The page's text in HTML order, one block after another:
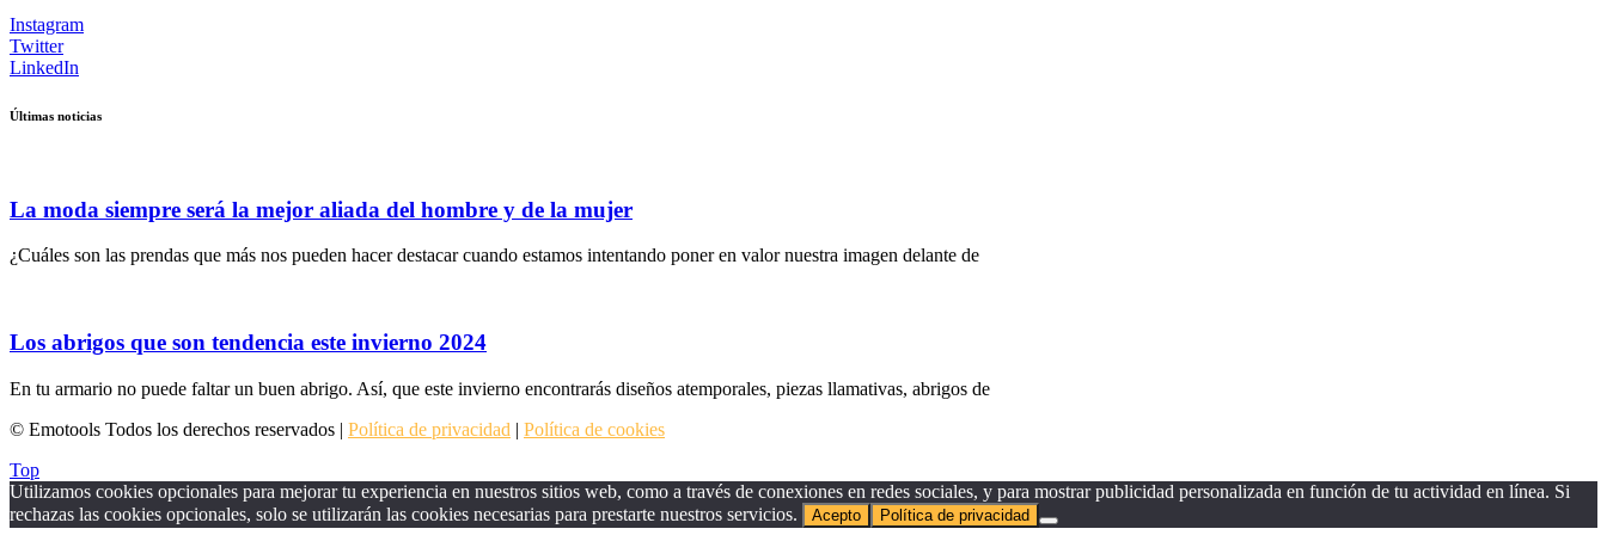
Instagram
Twitter
LinkedIn
Últimas noticias
La moda siempre será la mejor aliada del hombre y de la mujer
¿Cuáles son las prendas que más nos pueden hacer destacar cuando estamos intentando poner en valor nuestra imagen delante de
Los abrigos que son tendencia este invierno 2024
En tu armario no puede faltar un buen abrigo. Así, que este invierno encontrarás diseños atemporales, piezas llamativas, abrigos de
© Emotools Todos los derechos reservados | Política de privacidad | Política de cookies
Top
Utilizamos cookies opcionales para mejorar tu experiencia en nuestros sitios web, como a través de conexiones en redes sociales, y para mostrar publicidad personalizada en función de tu actividad en línea. Si
rechazas las cookies opcionales, solo se utilizarán las cookies necesarias para prestarte nuestros servicios.
Acepto Política de privacidad